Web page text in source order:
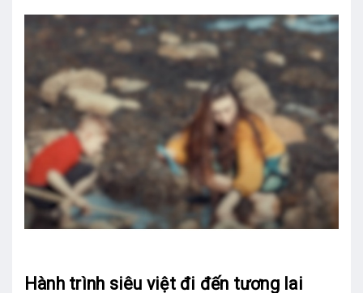
Hành trình siêu việt đi đến tương lai